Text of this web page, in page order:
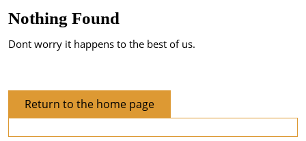
Nothing Found
Dont worry it happens to the best of us.
Return to the home pageReturn
to
the